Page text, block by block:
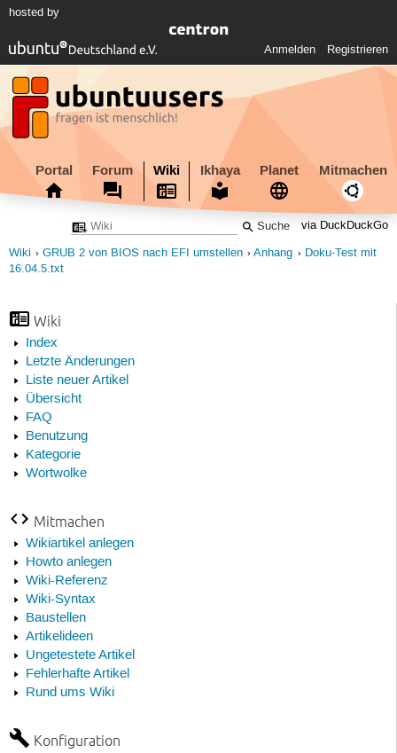
hosted by
Anmelden Registrieren
Portal Forum Wiki Ikhaya Planet Mitmachen
via DuckDuckGo
Wiki GRUB 2 von BIOS nach EFI umstellen Anhang
Doku-Test mit
16.04.5.txt
Wiki
Index
Letzte Änderungen
Liste neuer Artikel
Übersicht
FAQ
Benutzung
Kategorie
Wortwolke
Mitmachen
Wikiartikel anlegen
Howto anlegen
Wiki-Referenz
Wiki-Syntax
Baustellen
Artikelideen
Ungetestete Artikel
Fehlerhafte Artikel
Rund ums Wiki
Konfiguration